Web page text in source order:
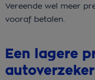
Vereende wel meer
vooraf betalen.
Een lagere